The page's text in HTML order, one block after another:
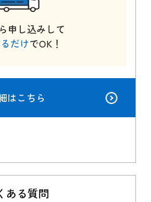
申し込みして
だけでOK！
はこちら
ある質問